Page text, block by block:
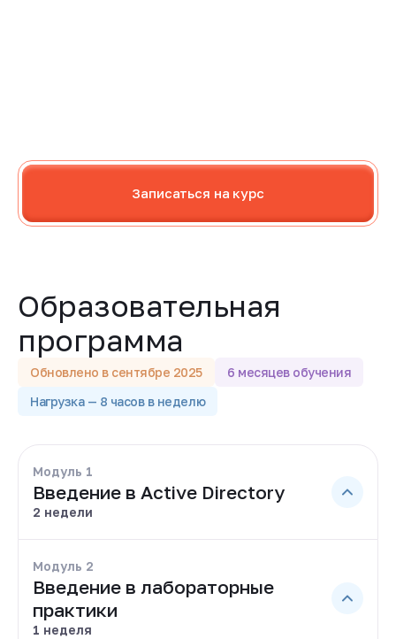
Записаться на курс
Образовательная
программа
Обновлено в сентябре 2025
6 месяцев обучения
Нагрузка — 8 часов в неделю
Модуль 1
Введение в Active Directory
2 недели
Модуль 2
Введение в лабораторные
практики
1 неделя